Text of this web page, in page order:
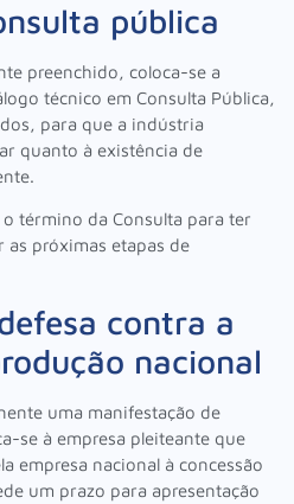
pública
preenchido, coloca-se a
técnico em Consulta Pública,
para que a indústria
quanto à existência de
término da Consulta para ter
as próximas etapas de
contra a
nacional
uma manifestação de
se à empresa pleiteante que
empresa nacional à concessão
um prazo para apresentação